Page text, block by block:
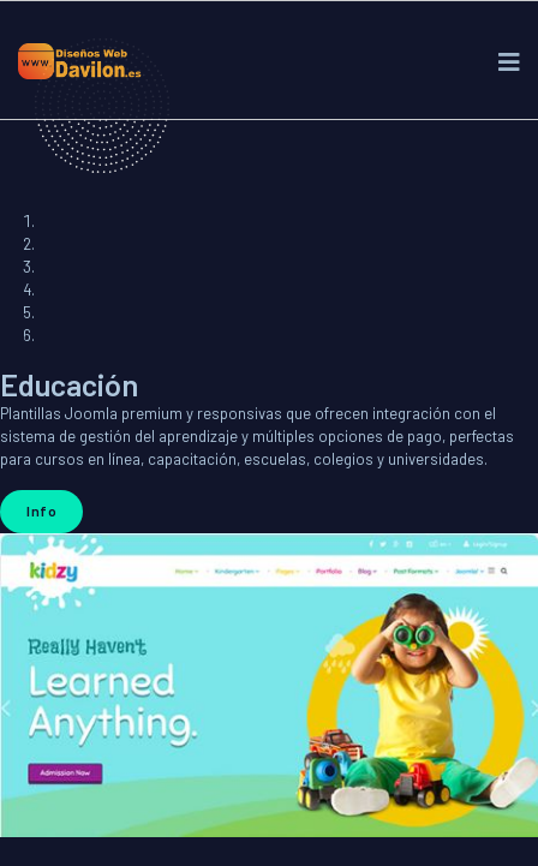
Educación
Plantillas Joomla premium y responsivas que ofrecen integración con el
sistema de gestión del aprendizaje y múltiples opciones de pago, perfectas
para cursos en línea, capacitación, escuelas, colegios y universidades.
Info